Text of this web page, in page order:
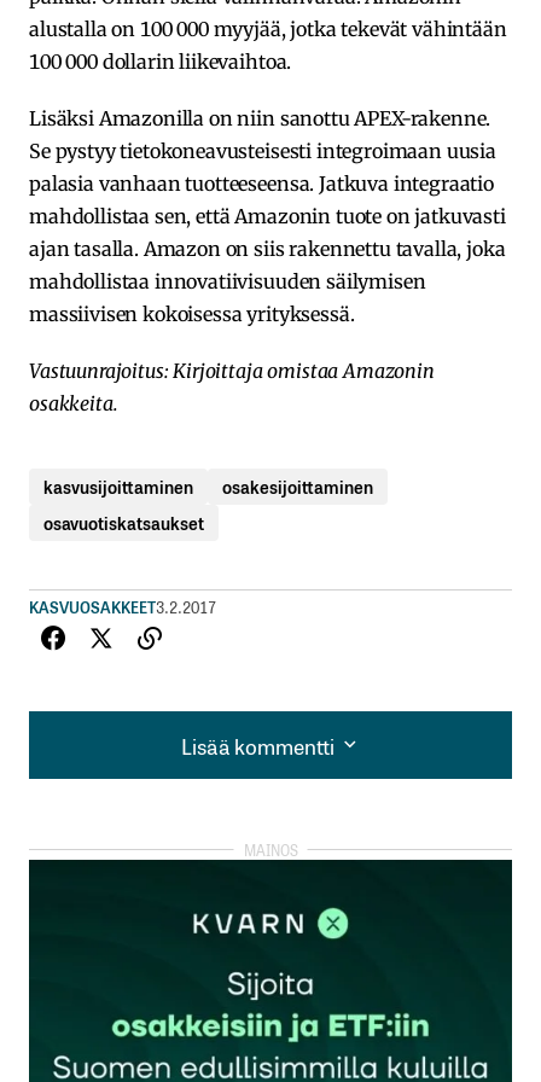
alustalla on 100 000 myyjää, jotka tekevät vähintään
100 000 dollarin liikevaihtoa.
Lisäksi Amazonilla on niin sanottu APEX-rakenne.
Se pystyy tietokoneavusteisesti integroimaan uusia
palasia vanhaan tuotteeseensa. Jatkuva integraatio
mahdollistaa sen, että Amazonin tuote on jatkuvasti
ajan tasalla. Amazon on siis rakennettu tavalla, joka
mahdollistaa innovatiivisuuden säilymisen
massiivisen kokoisessa yrityksessä.
Vastuunrajoitus: Kirjoittaja omistaa Amazonin
osakkeita.
kasvusijoittaminen
osakesijoittaminen
osavuotiskatsaukset
KASVUOSAKKEET3.2.2017
Lisää kommentti
Lisää kommentti
kirjautua
rekisteröityä